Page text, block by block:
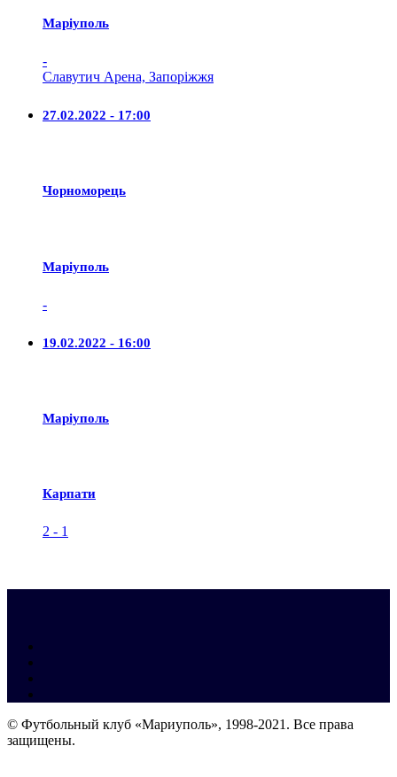
Маріуполь
-
Славутич Арена, Запоріжжя
27.02.2022 - 17:00
Чорноморець
Маріуполь
-
19.02.2022 - 16:00
Маріуполь
Карпати
2 - 1
© Футбольный клуб «Мариуполь», 1998-2021. Все права
защищены.